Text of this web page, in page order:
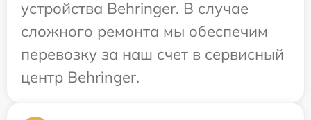
устройства Behringer. В случае
сложного ремонта мы обеспечим
перевозку за наш счет в сервисный
центр Behringer.